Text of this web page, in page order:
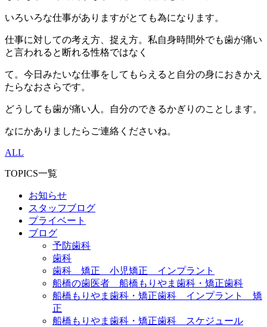
いろいろな仕事がありますがとても為になります。
仕事に対しての考え方、捉え方。私自身時間外でも歯が痛い
と言われると断れる性格ではなく
て。今日みたいな仕事をしてもらえると自分の身におきかえ
たらなおさらです。
どうしても歯が痛い人。自分のできるかぎりのことします。
なにかありましたらご連絡くださいね。
ALL
TOPICS一覧
お知らせ
スタッフブログ
プライベート
ブログ
予防歯科
歯科
歯科 矯正 小児矯正 インプラント
船橋の歯医者 船橋もりやま歯科・矯正歯科
船橋もりやま歯科・矯正歯科 インプラント 矯
正
船橋もりやま歯科・矯正歯科 スケジュール